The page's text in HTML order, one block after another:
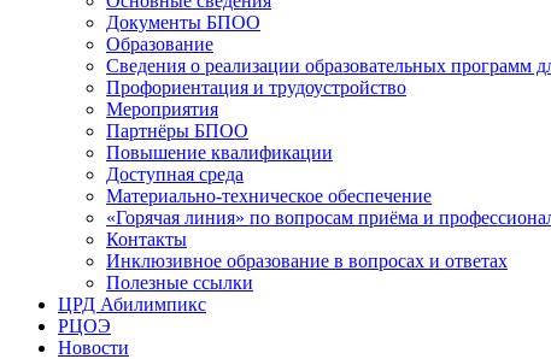
Документы БПОО
Образование
Сведения о реализации образовательных
Профориентация и трудоустройство
Мероприятия
Партнёры БПОО
Повышение квалификации
Доступная среда
Материально-техническое обеспечение
«Горячая линия» по вопросам приёма и
Контакты
Инклюзивное образование в вопросах и ответах
Полезные ссылки
ЦРД Абилимпикс
РЦОЭ
Новости